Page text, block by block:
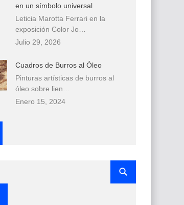
en un símbolo universal
Leticia Marotta Ferrari en la
exposición Color Jo…
Julio 29, 2026
Cuadros de Burros al Óleo
Pinturas artísticas de burros al
óleo sobre lien…
Enero 15, 2024